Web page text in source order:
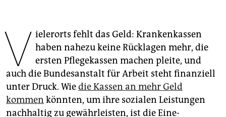
epaper login
V ielerorts fehlt das Geld: Krankenkassen
haben nahezu keine Rücklagen mehr, die
ersten Pflegekassen machen pleite, und
auch die Bundesanstalt für Arbeit steht finanziell
unter Druck. Wiedie Kassen an mehr Geld
kommen könnten, um ihre sozialen Leistungen
nachhaltig zu gewährleisten, ist die Eine-